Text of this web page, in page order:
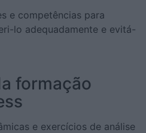
e competências para
lo adequadamente e evitá-
formação
e exercícios de análise